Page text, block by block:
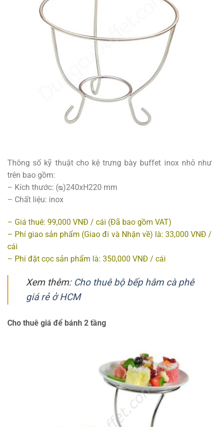
Thông số kỹ thuật cho kệ trưng bày buffet inox nhỏ như
trên bao gồm:
– Kích thước: (ᴓ)240xH220 mm
– Chất liệu: inox
– Giá thuê: 99,000 VNĐ / cái (Đã bao gồm VAT)
– Phí giao sản phẩm (Giao đi và Nhận về) là: 33,000 VNĐ /
cái
– Phí đặt cọc sản phẩm là: 350,000 VNĐ / cái
Xem thêm: Cho thuê bộ bếp hâm cà phê
giá rẻ ở HCM
Cho thuê giá để bánh 2 tầng